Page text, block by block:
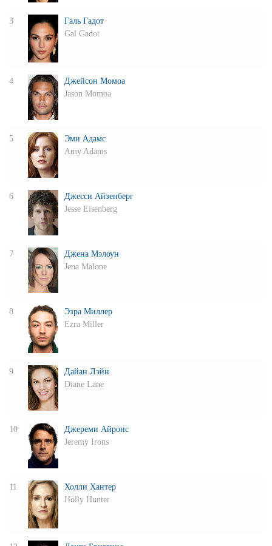
3
Галь Гадот
Gal Gadot
4
Джейсон Момоа
Jason Momoa
5
Эми Адамс
Amy Adams
6
Джесси Айзенберг
Jesse Eisenberg
7
Джена Мэлоун
Jena Malone
8
Эзра Миллер
Ezra Miller
9
Дайан Лэйн
Diane Lane
10
Джереми Айронс
Jeremy Irons
11
Холли Хантер
Holly Hunter